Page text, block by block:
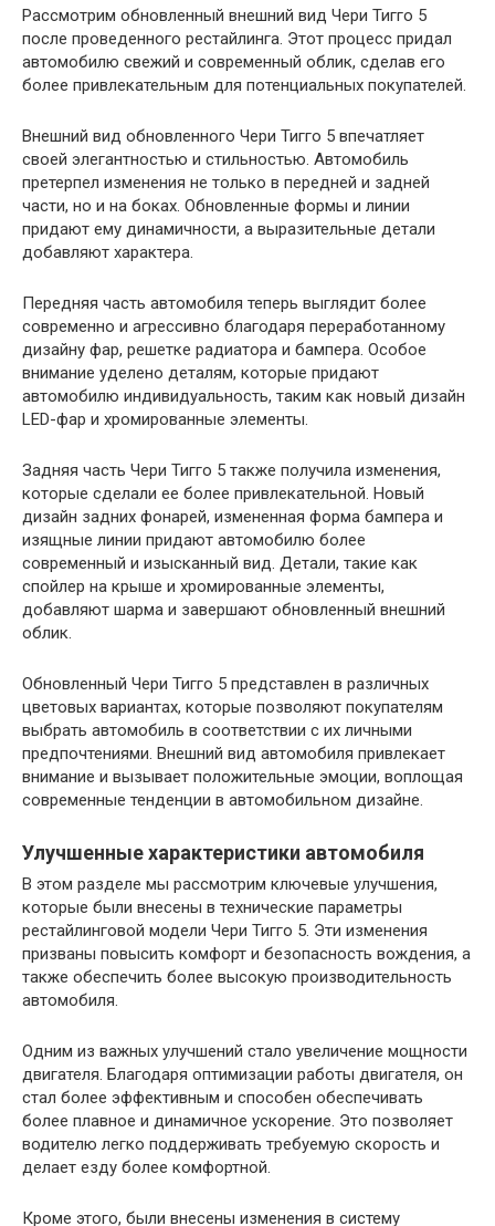
Рассмотрим обновленный внешний вид Чери Тигго 5
после проведенного рестайлинга. Этот процесс придал
автомобилю свежий и современный облик, сделав его
более привлекательным для потенциальных покупателей.
Внешний вид обновленного Чери Тигго 5 впечатляет
своей элегантностью и стильностью. Автомобиль
претерпел изменения не только в передней и задней
части, но и на боках. Обновленные формы и линии
придают ему динамичности, а выразительные детали
добавляют характера.
Передняя часть автомобиля теперь выглядит более
современно и агрессивно благодаря переработанному
дизайну фар, решетке радиатора и бампера. Особое
внимание уделено деталям, которые придают
автомобилю индивидуальность, таким как новый дизайн
LED-фар и хромированные элементы.
Задняя часть Чери Тигго 5 также получила изменения,
которые сделали ее более привлекательной. Новый
дизайн задних фонарей, измененная форма бампера и
изящные линии придают автомобилю более
современный и изысканный вид. Детали, такие как
спойлер на крыше и хромированные элементы,
добавляют шарма и завершают обновленный внешний
облик.
Обновленный Чери Тигго 5 представлен в различных
цветовых вариантах, которые позволяют покупателям
выбрать автомобиль в соответствии с их личными
предпочтениями. Внешний вид автомобиля привлекает
внимание и вызывает положительные эмоции, воплощая
современные тенденции в автомобильном дизайне.
Улучшенные характеристики автомобиля
В этом разделе мы рассмотрим ключевые улучшения,
которые были внесены в технические параметры
рестайлинговой модели Чери Тигго 5. Эти изменения
призваны повысить комфорт и безопасность вождения, а
также обеспечить более высокую производительность
автомобиля.
Одним из важных улучшений стало увеличение мощности
двигателя. Благодаря оптимизации работы двигателя, он
стал более эффективным и способен обеспечивать
более плавное и динамичное ускорение. Это позволяет
водителю легко поддерживать требуемую скорость и
делает езду более комфортной.
Кроме этого, были внесены изменения в систему